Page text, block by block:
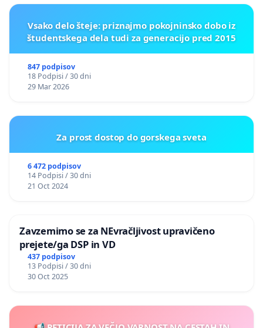
Vsako delo šteje: priznajmo pokojninsko dobo iz
študentskega dela tudi za generacijo pred 2015
847 podpisov
18 Podpisi / 30 dni
29 Mar 2026
Za prost dostop do gorskega sveta
6 472 podpisov
14 Podpisi / 30 dni
21 Oct 2024
Zavzemimo se za NEvračljivost upravičeno
prejete/ga DSP in VD
437 podpisov
13 Podpisi / 30 dni
30 Oct 2025